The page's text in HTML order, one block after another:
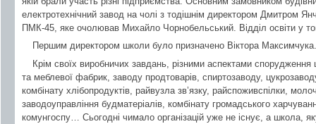
електротехнічний завод на чолі з тодішнім директором Дмитром
ПМК-45, яке очолював Михайло Чорнобельський. Відділ освіти у
Першим директором школи було призначено Віктора Максимчука.
Крім своїх виробничих завдань, різними аспектами
та меблевої фабрик, заводу продтоварів, спиртозаводу,
комбінату хлібопродуктів, райвузла зв’язку, райспоживспілки,
заводоуправління будматеріалів, комбінату громадського
комунгоспу… Сьогодні чимало організацій уже не існує, а школа,